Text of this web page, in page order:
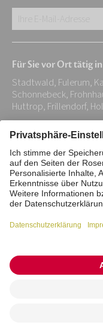
Adresse:
*
Für Sie vor Ort tätig in
Stadtwald, Fulerum,
Schonnebeck,
Huttrop, Frillendorf,
Impressum
Interne Meldestelle
© 2026